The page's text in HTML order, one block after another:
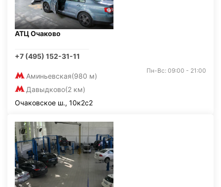
АТЦ Очаково
+7 (495) 152-31-11
Аминьевская(980 м)
Давыдково(2 км)
Пн-Вс: 09:00 - 21:00
Очаковское ш., 10к2с2